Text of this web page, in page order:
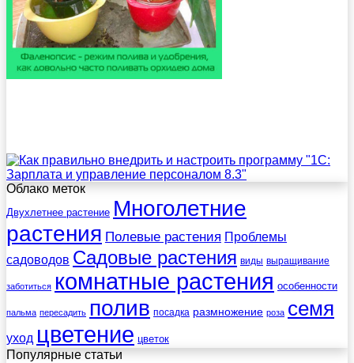
Облако меток
Двухлетнее растение Многолетние
растения Полевые растения Проблемы
садоводов Садовые растения виды выращивание
заботиться комнатные растения особенности
пальма пересадить полив посадка размножение роза семя
уход цветение цветок
Популярные статьи